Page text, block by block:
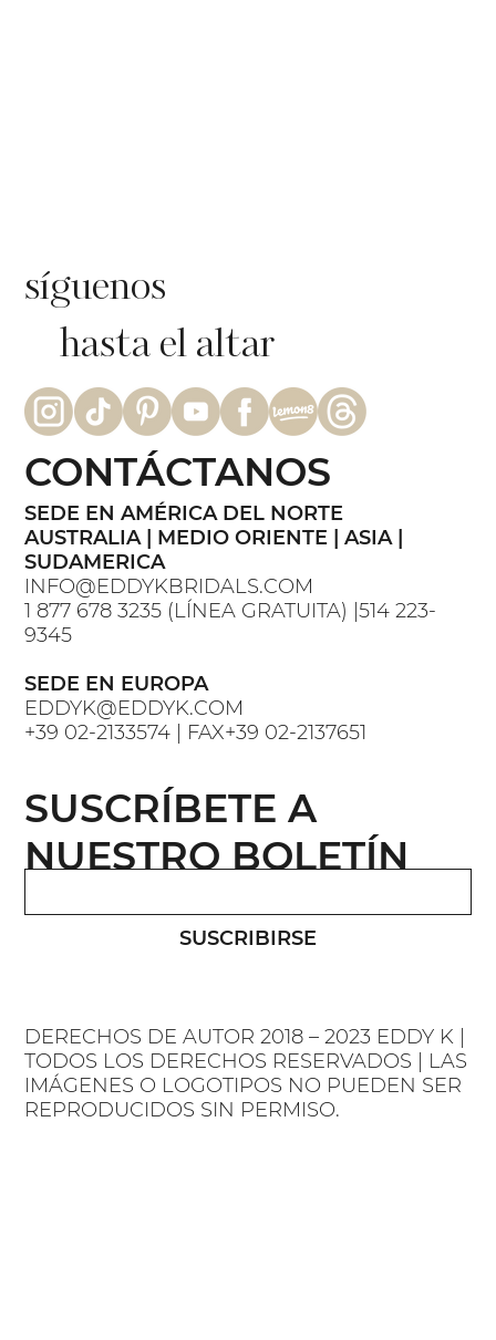
DERECHOS DE AUTOR 2018 – 2023 EDDY K |
TODOS LOS DERECHOS RESERVADOS | LAS
IMÁGENES O LOGOTIPOS NO PUEDEN SER
REPRODUCIDOS SIN PERMISO.
síguenos
hasta el altar
SEDE EN AMÉRICA DEL NORTE
AUSTRALIA | MEDIO ORIENTE | ASIA |
SUDAMERICA
INFO@EDDYKBRIDALS.COM
1 877 678 3235 (LÍNEA GRATUITA) |514 223-
9345
SEDE EN EUROPA
EDDYK@EDDYK.COM
+39 02-2133574 | FAX+39 02-2137651
CONTÁCTANOS
SUSCRIBIRSE
SUSCRÍBETE A
NUESTRO BOLETÍN